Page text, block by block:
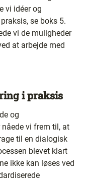
vi idéer og
se boks 5.
vi de muligheder
at arbejde med
i praksis
og
vi frem til, at
til en dialogisk
blevet klart
ikke kan løses ved